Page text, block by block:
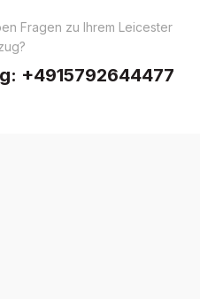
Fragen zu Ihrem Leicester
+4915792644477